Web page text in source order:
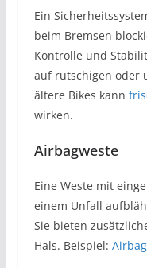
Ein
beim Bremsen
Kontrolle und
auf rutschigen oder
ältere Bikes kann
wirken.
Airbagweste
Eine Weste mit
einem Unfall
Sie bieten
Hals. Beispiel: